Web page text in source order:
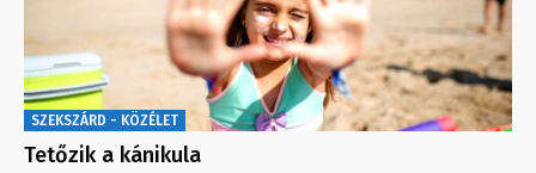
SZEKSZÁRD - KÖZÉLET
Tetőzik a kánikula